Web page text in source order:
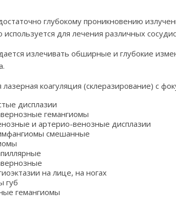
глубокому проникновению
для лечения различных
излечивать обширные и глубокие
коагуляция (склеразирование) с
дисплазии
гемангиомы
и артерио-венозные дисплазии
смешанные
на лице, на ногах
губ
гемангиомы